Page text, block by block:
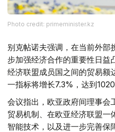
Photo credit: primeminister.kz
别克帖诺夫强调，在当前外部
步加强经济合作的重要性日益
经济联盟成员国之间的贸易
一指标将增长7.3%，达到1020
会议指出，欧亚政府间理事会
贸易机制、在欧亚经济联盟一
智能技术，以及进一步完善保